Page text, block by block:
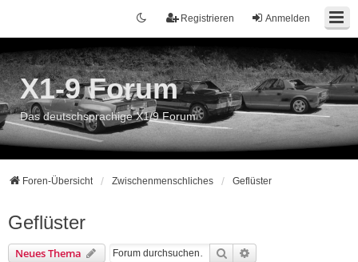
Anmelden
Registrieren
X1-9 Forum
Das deutschsprachige X1/9 Forum
Foren-Übersicht Zwischenmenschliches Geflüster
Geflüster
Neues Thema Suche